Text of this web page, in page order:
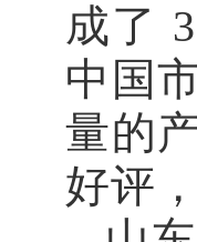
成了
中国
量的
好评